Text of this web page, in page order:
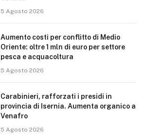
5 Agosto 2026
Aumento costi per conflitto di Medio
Oriente: oltre 1 mln di euro per settore
pesca e acquacoltura
5 Agosto 2026
Carabinieri, rafforzati i presidi in
provincia di Isernia. Aumenta organico a
Venafro
5 Agosto 2026